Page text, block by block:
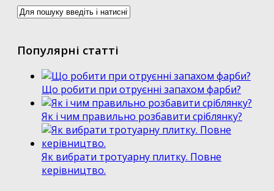
Популярні статті
Що робити при отруєнні запахом фарби?
Як і чим правильно розбавити сріблянку?
Як вибрати тротуарну плитку. Повне
керівництво.